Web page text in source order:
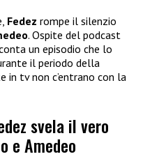
Fedez rompe il silenzio
. Ospite del podcast
un episodio che lo
il periodo della
tv non c’entrano con la
svela il vero
e Amedeo